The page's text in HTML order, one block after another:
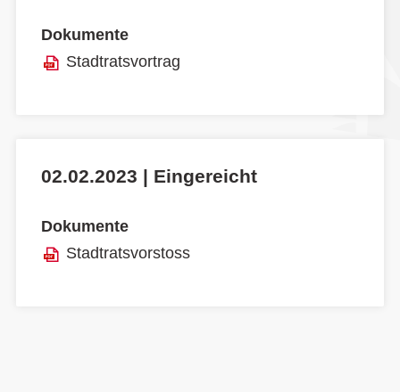
Dokumente
Stadtratsvortrag
02.02.2023 | Eingereicht
Dokumente
Stadtratsvorstoss